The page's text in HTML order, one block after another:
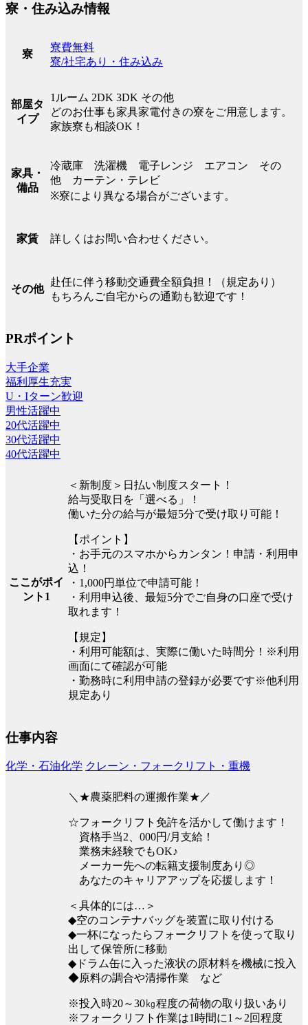
寮・住み込み情報
寮
寮費無料
寮/社宅あり・住み込み
部屋タ
イプ
1ルーム 2DK 3DK その他
どのお仕事も家具家電付きの寮をご用意します。
家族寮も相談OK！
家具・
備品
冷蔵庫 洗濯機 電子レンジ エアコン その
他 カーテン・テレビ
※寮により異なる場合がございます。
家賃 詳しくはお問い合わせください。
その他
赴任に伴う移動交通費全額負担！（規定あり）
もちろんご自宅からの通勤も歓迎です！
PRポイント
大手企業
福利厚生充実
U・Iターン歓迎
男性活躍中
20代活躍中
30代活躍中
40代活躍中
ここがポイ
ント1
＜新制度＞日払い制度スタート！
給与受取日を「選べる」！
働いた分の給与が最短5分で受け取り可能！
【ポイント】
・お手元のスマホからカンタン！申請・利用申
込！
・1,000円単位で申請可能！
・利用申込後、最短5分でご自身の口座で受け
取れます！
【規定】
・利用可能額は、実際に働いた時間分！※利用
画面にて確認が可能
・勤務時に利用申請の登録が必要です※他利用
規定あり
仕事内容
化学・石油化学 クレーン・フォークリフト・重機
＼★農薬肥料の運搬作業★／
☆フォークリフト免許を活かして働けます！
資格手当2、000円/月支給！
業務未経験でもOK♪
メーカー先への転籍支援制度あり◎
あなたのキャリアアップを応援します！
＜具体的には…＞
◆空のコンテナバッグを装置に取り付ける
◆一杯になったらフォークリフトを使って取り
出して保管所に移動
◆ドラム缶に入った液状の原材料を機械に投入
◆原料の調合や清掃作業 など
※投入時20～30㎏程度の荷物の取り扱いあり
※フォークリフト作業は1時間に1～2回程度